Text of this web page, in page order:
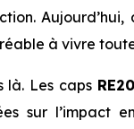
à vivre toute
là. Les caps
sur l’impact